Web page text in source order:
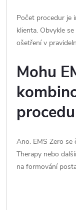
Počet procedur je
klienta. Obvykle
ošetření v
Mohu
Ano. EMS Zero
Therapy nebo
na formování